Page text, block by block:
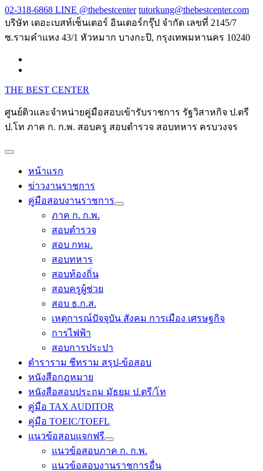
Skip
to
02-318-6868 LINE @thebestcenter tutorkung@thebestcenter.com
บริษัท เดอะเบสท์เซ็นเตอร์ อินเตอร์กรุ๊ป จำกัด เลขที่ 2145/7
ซ.รามคำแหง 43/1 หัวหมาก บางกะปิ, กรุงเทพมหานคร 10240
THE BEST CENTER
ศูนย์ติวและจำหน่ายคู่มือสอบเข้ารับราชการ รัฐวิสาหกิจ ป.ตรี
ป.โท ภาค ก. ก.พ. สอบครู สอบตำรวจ สอบทหาร ครบวงจร
หน้าแรก
ข่าวงานราชการ
คู่มือสอบงานราชการ
ภาค ก. ก.พ.
สอบตำรวจ
สอบ กทม.
สอบทหาร
สอบท้องถิ่น
สอบครูผู้ช่วย
สอบ ธ.ก.ส.
เหตุการณ์ปัจจุบัน สังคม การเมือง เศรษฐกิจ
การไฟฟ้า
สอบการประปา
ตำราราม ชีทราม สรุป-ข้อสอบ
หนังสือกฎหมาย
หนังสือสอบประถม มัธยม ป.ตรี/โท
คู่มือ TAX AUDITOR
คู่มือ TOEIC/TOEFL
แนวข้อสอบแจกฟรี
แนวข้อสอบภาค ก. ก.พ.
แนวข้อสอบงานราชการอื่น